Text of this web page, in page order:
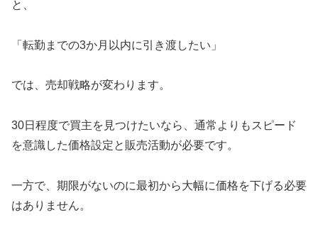
と、
「転勤までの3か月以内に引き渡したい」
では、売却戦略が変わります。
30日程度で買主を見つけたいなら、通常よりもスピード
を意識した価格設定と販売活動が必要です。
一方で、期限がないのに最初から大幅に価格を下げる必要
はありません。